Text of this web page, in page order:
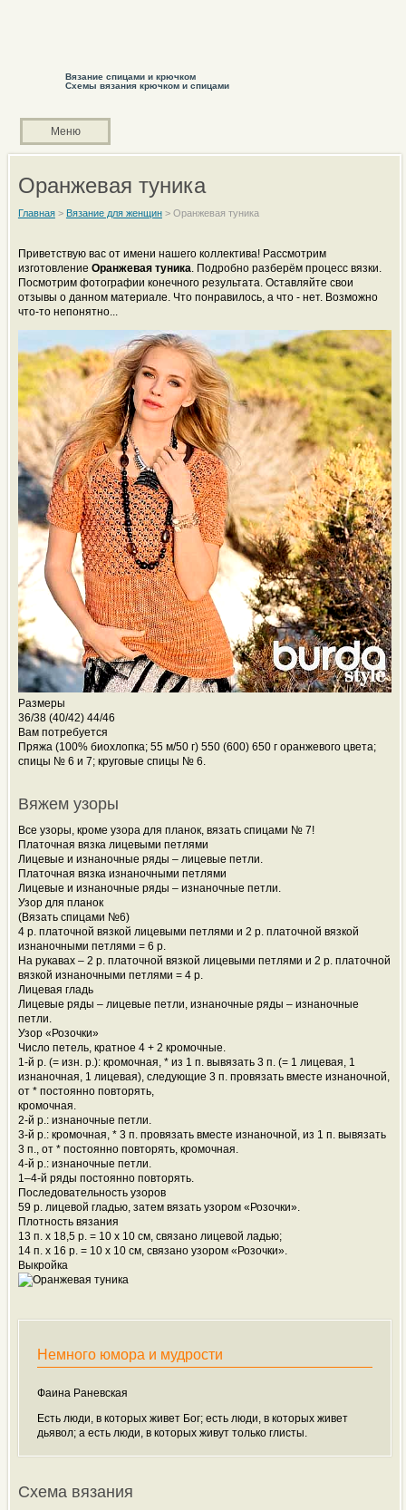
Вязание спицами и крючком
Схемы вязания крючком и спицами
Меню
Оранжевая туника
Главная> Вязание для женщин> Оранжевая туника
Приветствую вас от имени нашего коллектива! Рассмотрим
изготовление Оранжевая туника. Подробно разберём процесс вязки.
Посмотрим фотографии конечного результата. Оставляйте свои
отзывы о данном материале. Что понравилось, а что - нет. Возможно
что-то непонятно...
Размеры
36/38 (40/42) 44/46
Вам потребуется
Пряжа (100% биохлопка; 55 м/50 г) 550 (600) 650 г оранжевого цвета;
спицы № 6 и 7; круговые спицы № 6.
Вяжем узоры
Все узоры, кроме узора для планок, вязать спицами № 7!
Платочная вязка лицевыми петлями
Лицевые и изнаночные ряды – лицевые петли.
Платочная вязка изнаночными петлями
Лицевые и изнаночные ряды – изнаночные петли.
Узор для планок
(Вязать спицами №6)
4 р. платочной вязкой лицевыми петлями и 2 р. платочной вязкой
изнаночными петлями = 6 р.
На рукавах – 2 р. платочной вязкой лицевыми петлями и 2 р. платочной
вязкой изнаночными петлями = 4 р.
Лицевая гладь
Лицевые ряды – лицевые петли, изнаночные ряды – изнаночные
петли.
Узор «Розочки»
Число петель, кратное 4 + 2 кромочные.
1-й р. (= изн. р.): кромочная, * из 1 п. вывязать 3 п. (= 1 лицевая, 1
изнаночная, 1 лицевая), следующие 3 п. провязать вместе изнаночной,
от * постоянно повторять,
кромочная.
2-й р.: изнаночные петли.
3-й р.: кромочная, * 3 п. провязать вместе изнаночной, из 1 п. вывязать
3 п., от * постоянно повторять, кромочная.
4-й р.: изнаночные петли.
1–4-й ряды постоянно повторять.
Последовательность узоров
59 р. лицевой гладью, затем вязать узором «Розочки».
Плотность вязания
13 п. х 18,5 р. = 10 x 10 см, связано лицевой ладью;
14 п. х 16 р. = 10 x 10 см, связано узором «Розочки».
Выкройка
Немного юмора и мудрости
Фаина Раневская
Есть люди, в которых живет Бог; есть люди, в которых живет
дьявол; а есть люди, в которых живут только глисты.
Схема вязания